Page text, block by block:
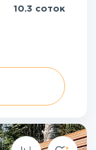
10.3 соток